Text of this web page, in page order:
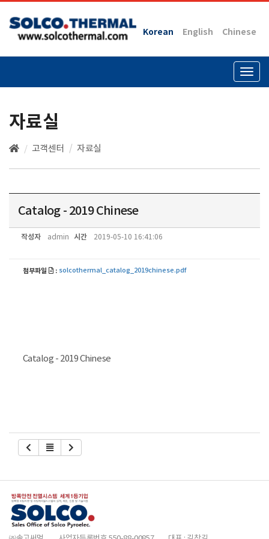
Korean English Chinese
자료실
고객센터 자료실
Catalog - 2019 Chinese
작성자 admin 시간 2019-05-10 16:41:06
첨부파일 : solcothermal_catalog_2019chinese.pdf
Catalog - 2019 Chinese